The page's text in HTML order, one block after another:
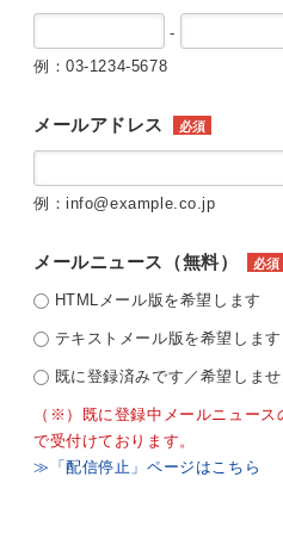
-
例：03-1234-5678
メールアドレス 必須
例：info@example.co.jp
メールニュース（無料） 必須
HTMLメール版を希望します
テキストメール版を希望します
既に登録済みです／希望しま
（※）既に登録中メールニュー
で受付けております。
≫「配信停止」ページはこちら